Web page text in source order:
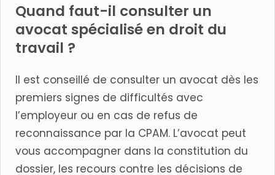
Quand faut-il consulter un
avocat spécialisé en droit du
travail ?
Il est conseillé de consulter un avocat dès les
premiers signes de difficultés avec
l’employeur ou en cas de refus de
reconnaissance par la CPAM. L’avocat peut
vous accompagner dans la constitution du
dossier, les recours contre les décisions de